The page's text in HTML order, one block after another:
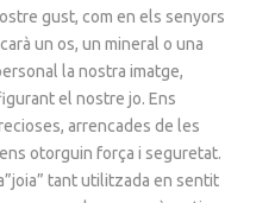
gust, com en els senyors
un os, un mineral o una
la nostra imatge,
el nostre jo. Ens
arrencades de les
otorguin força i seguretat.
tant utilitzada en sentit